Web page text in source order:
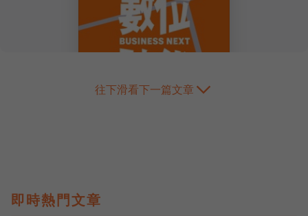
往下滑看下一篇文章
即時熱門文章